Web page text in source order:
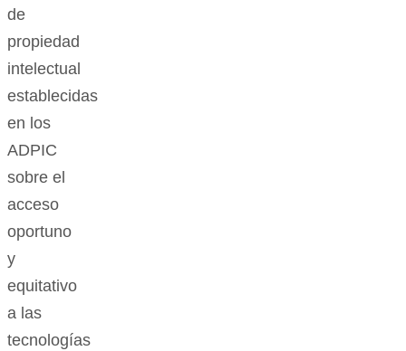
de
propiedad
intelectual
establecidas
en los
ADPIC
sobre el
acceso
oportuno
y
equitativo
a las
tecnologías